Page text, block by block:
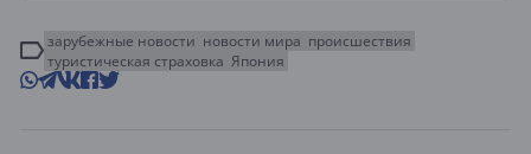
зарубежные новости новости мира происшествия
туристическая страховка Япония